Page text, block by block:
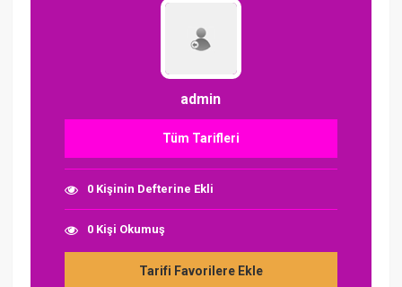
admin
Tüm Tarifleri
0 Kişinin Defterine Ekli
0 Kişi Okumuş
Tarifi Favorilere Ekle